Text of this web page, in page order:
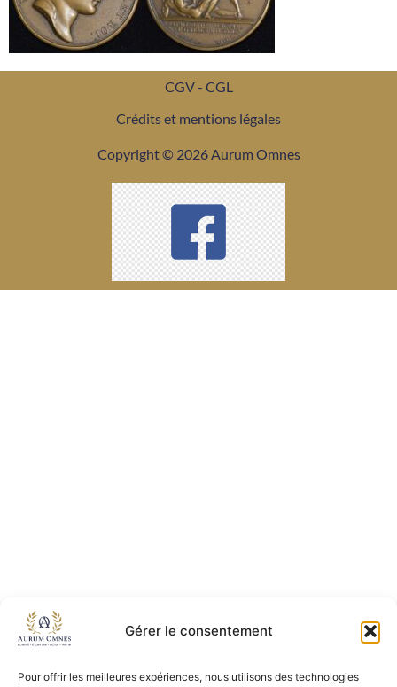
Gérer le consentement
Pour offrir les meilleures expériences, nous utilisons des technologies
CGV - CGL
Crédits et mentions légales
Copyright © 2026 Aurum Omnes